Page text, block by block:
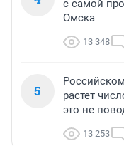
с самой
Омска
13 348
5
растет
это не
13 253